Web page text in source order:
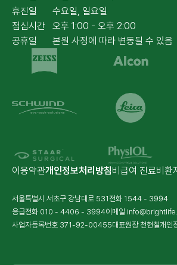
휴진일
수요일, 일요일
점심시간
오후 1:00 - 오후 2:00
공휴일
본원 사정에 따라 변동될 수 있음
이용약관개인정보처리방침비급여 진료비환
서울특별시 서초구 강남대로 531 전화 1544 - 3994
응급전화 010 - 4406 - 3994이메일
사업자등록번호 371-92-00455대표원장 천현철개인